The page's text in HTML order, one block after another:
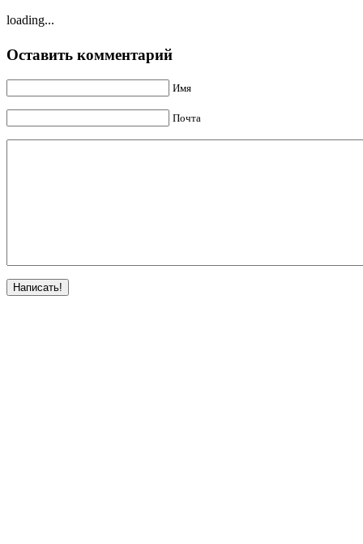
loading...
Оставить комментарий
Имя
Почта